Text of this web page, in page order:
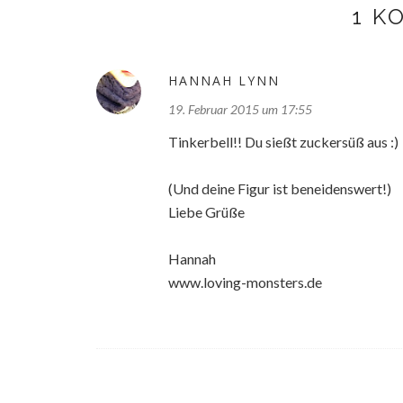
1
HANNAH LYNN
19. Februar 2015 um 17:55
Tinkerbell!! Du sießt zuckersüß aus :)
(Und deine Figur ist beneidenswert!)
Liebe Grüße
Hannah
www.loving-monsters.de